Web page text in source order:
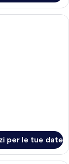
con un letto
per le tue date